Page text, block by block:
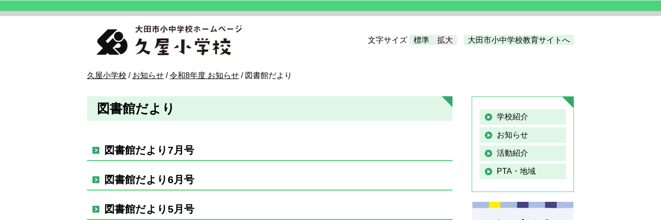
文字サイズ 標準 拡大 大田市小中学校教育サイトへ
現
の
置：
久屋小学校 / お知らせ /令和8年度 お知らせ / 図書館だより
図書館だより
図書館だより7月号
図書館だより6月号
図書館だより5月号
学校紹介
お知らせ
活動紹介
PTA・地域